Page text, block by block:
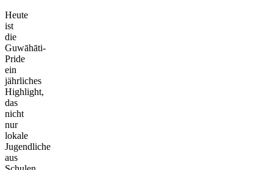
Heute
ist
die
Guwāhāti-
Pride
ein
jährliches
Highlight,
das
nicht
nur
lokale
Jugendliche
aus